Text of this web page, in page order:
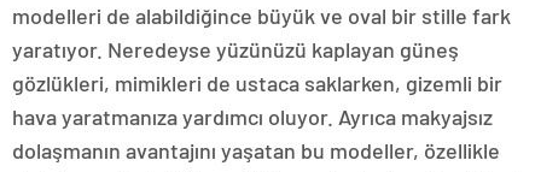
modelleri de alabildiğince büyük ve oval bir stille fark
yaratıyor. Neredeyse yüzünüzü kaplayan güneş
gözlükleri, mimikleri de ustaca saklarken, gizemli bir
hava yaratmanıza yardımcı oluyor. Ayrıca makyajsız
dolaşmanın avantajını yaşatan bu modeller, özellikle